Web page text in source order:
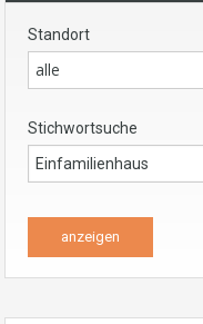
Standort
alle
Stichwortsuche